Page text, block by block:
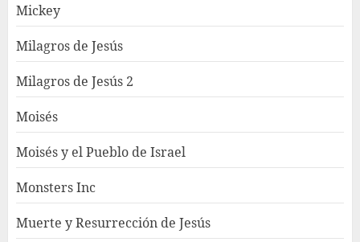
Mickey
Milagros de Jesús
Milagros de Jesús 2
Moisés
Moisés y el Pueblo de Israel
Monsters Inc
Muerte y Resurrección de Jesús